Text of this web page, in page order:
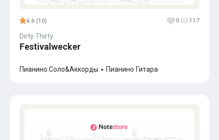
4.6 (10) 0 117
Dirty Thirty
Festivalwecker
Пианино.Соло&Аккорды Пианино Гитара